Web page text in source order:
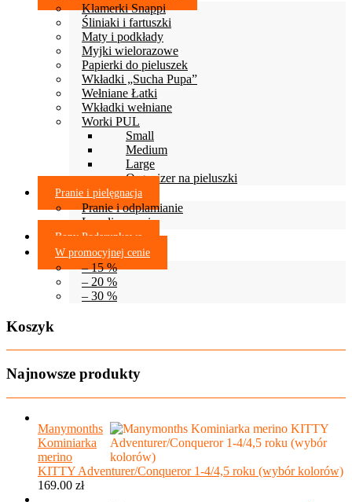
Klamerki Snappi
Śliniaki i fartuszki
Maty i podkłady
Myjki wielorazowe
Papierki do pieluszek
Wkładki „Sucha Pupa”
Wełniane Łatki
Wkładki wełniane
Worki PUL
Small
Medium
Large
Organizer na pieluszki
Pranie i pielęgnacja
Pranie i odplamianie
Lanolinowanie
Bony Podarunkowe
W promocyjnej cenie
– 15 %
– 20 %
– 30 %
Koszyk
Najnowsze produkty
Manymonths
Kominiarka
merino
KITTY Adventurer/Conqueror 1-4/4,5 roku (wybór kolorów)
169.00 zł